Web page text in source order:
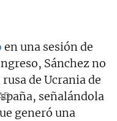
en una sesión de
Sánchez no
de Ucrania de
señalándola
generó una